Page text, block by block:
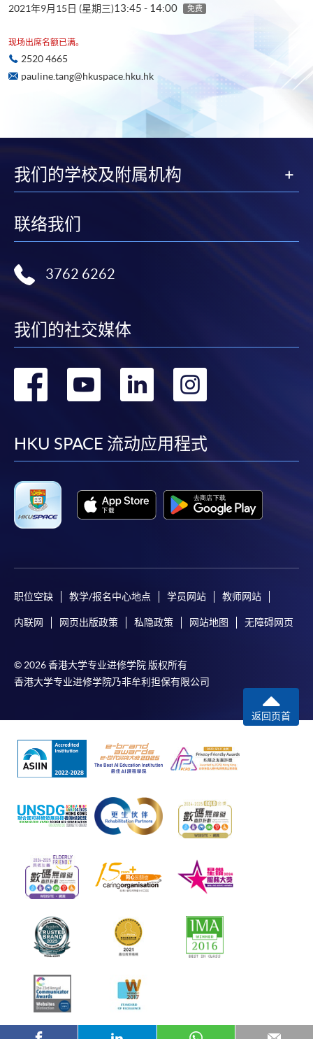
2021年9月15日 (星期三)13:45 - 14:00 免费
现场出席名额已满。
2520 4665
pauline.tang@hkuspace.hku.hk
我们的学校及附属机构
联络我们
3762 6262
我们的社交媒体
转
facebook
转
youtube
转
linkedin
转
HKU SPACE 流动应用程式
职位空缺 教学/报名中心地点 学员网站 教师网站
内联网 网页出版政策 私隐政策 网站地图 无障碍网页
© 2026 香港大学专业进修学院 版权所有
香港大学专业进修学院乃非牟利担保有限公司
返回页首